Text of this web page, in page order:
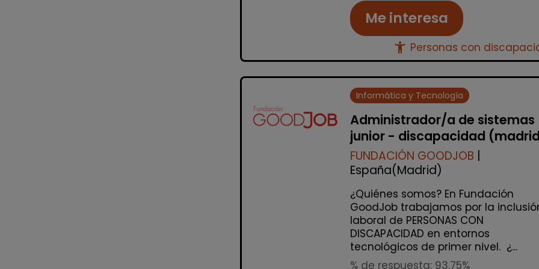
Me interesa
accessibility_new Personas con
Informática y Tecnología
Administrador/a de sistemas
junior - discapacidad
FUNDACIÓN GOODJOB
España(Madrid)
¿Quiénes somos? En Fundación
GoodJob trabajamos por la
laboral de PERSONAS CON
DISCAPACIDAD en entornos
tecnológicos de primer nivel. ¿...
% de respuesta: 93,75%